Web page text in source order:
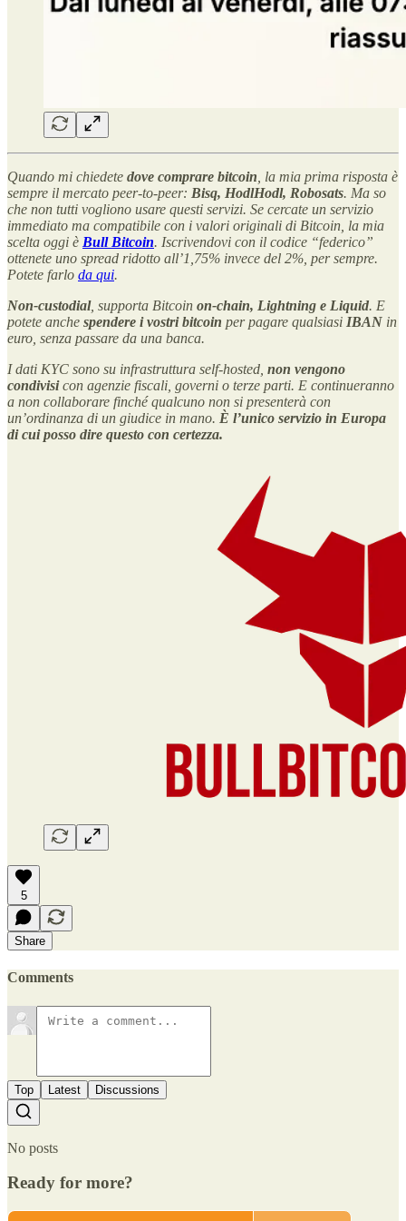
Quando mi chiedete dove comprare bitcoin , la mia prima risposta è
sempre il mercato peer-to-peer: Bisq, HodlHodl, Robosats. Ma so
che non tutti vogliono usare questi servizi. Se cercate un servizio
immediato ma compatibile con i valori originali di Bitcoin, la mia
scelta oggi è Bull Bitcoin. Iscrivendovi con il codice “federico”
ottenete uno spread ridotto all’1,75% invece del 2%, per sempre.
Potete farlo da qui.
Non-custodial, supporta Bitcoin on-chain, Lightning e Liquid. E
potete anche spendere i vostri bitcoin per pagare qualsiasi IBAN in
euro, senza passare da una banca.
I dati KYC sono su infrastruttura self-hosted, non vengono
condivisicon agenzie fiscali, governi o terze parti. E continueranno
a non collaborare finché qualcuno non si presenterà con
un’ordinanza di un giudice in mano. È l’unico servizio in Europa
di cui posso dire questo con certezza.
5
Share
Comments
Top Latest Discussions
No posts
Ready for more?